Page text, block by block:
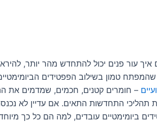
עור פנים יכול להתחדש מהר יותר,
טמון בשילוב הפפטידים
– חומרים קטנים, חכמים, שמדמים את
תהליכי התחדשות התאים. אם עדיין לא
ביומימטיים עובדים, למה הם כל כך